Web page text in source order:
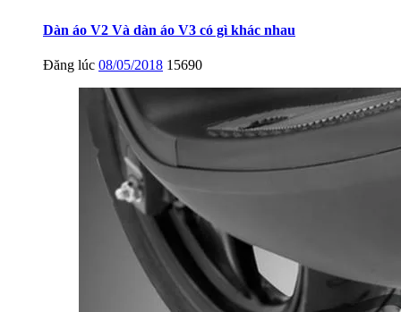
Dàn áo V2 Và dàn áo V3 có gì khác nhau
Đăng lúc 08/05/2018 15690